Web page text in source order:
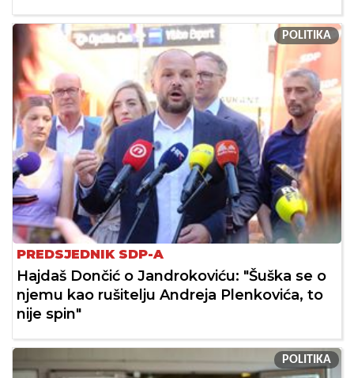
POLITIKA
PREDSJEDNIK SDP-A
Hajdaš Dončić o Jandrokoviću: "Šuška se o
njemu kao rušitelju Andreja Plenkovića, to
nije spin"
POLITIKA